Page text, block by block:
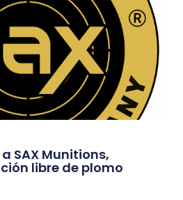
SAX Munitions,
libre de plomo